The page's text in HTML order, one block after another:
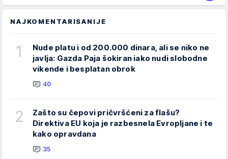
NAJKOMENTARISANIJE
1
Nude platu i od 200.000 dinara, ali se niko ne
javlja: Gazda Paja šokiran iako nudi slobodne
vikende i besplatan obrok
40
2
Zašto su čepovi pričvršćeni za flašu?
Direktiva EU koja je razbesnela Evropljane i te
kako opravdana
35